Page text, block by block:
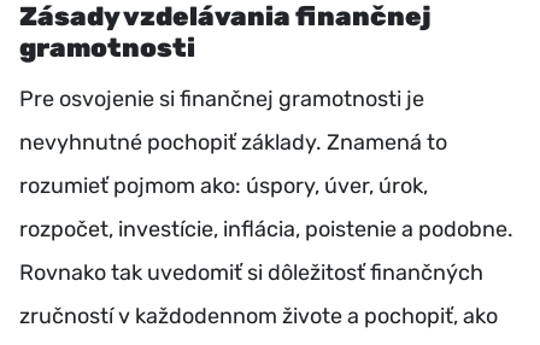
Zásady vzdelávania finančnej
gramotnosti
Pre osvojenie si finančnej gramotnosti je
nevyhnutné pochopiť základy. Znamená to
rozumieť pojmom ako: úspory, úver, úrok,
rozpočet, investície, inflácia, poistenie a podobne.
Rovnako tak uvedomiť si dôležitosť finančných
zručností v každodennom živote a pochopiť, ako